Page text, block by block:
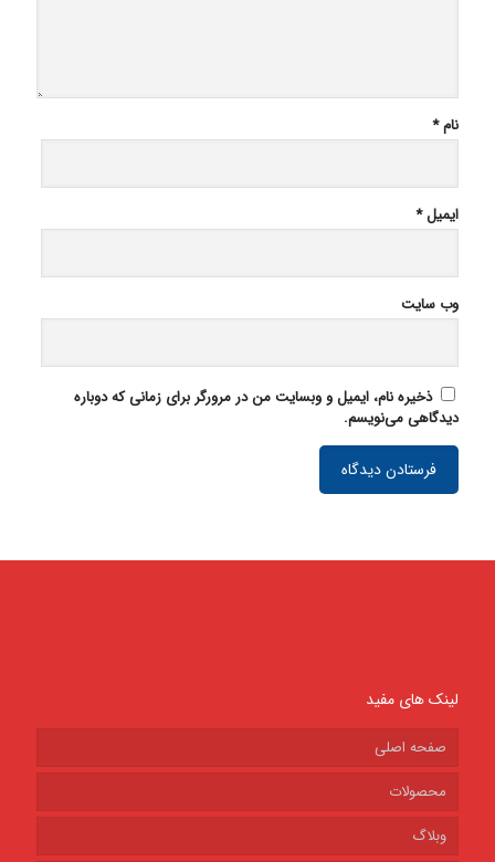
نام*
ایمیل*
وب‌ سایت
ذخیره نام، ایمیل و وبسایت من در مرورگر برای زمانی که دوباره
دیدگاهی می‌نویسم.
لینک های مفید
صفحه اصلی
محصولات
وبلاگ